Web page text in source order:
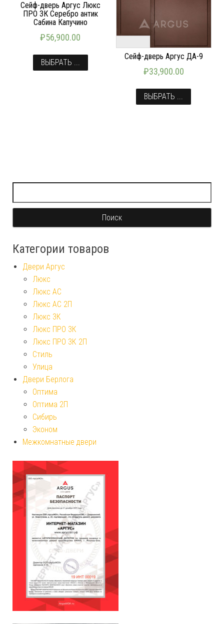
Сейф-дверь Аргус Люкс
ПРО 3К Серебро антик
Сабина Капучино
₽56,900.00
ВЫБРАТЬ ...
Сейф-дверь Аргус ДА-9
₽33,900.00
ВЫБРАТЬ ...
Категории товаров
Двери Аргус
Люкс
Люкс АС
Люкс АС 2П
Люкс 3К
Люкс ПРО 3К
Люкс ПРО 3К 2П
Стиль
Улица
Двери Берлога
Оптима
Оптима 2П
Сибирь
Эконом
Межкомнатные двери